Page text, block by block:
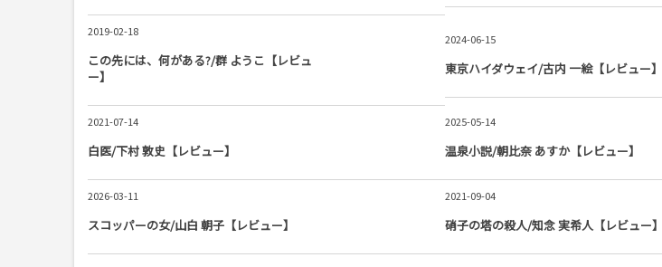
2019-02-18
この先には、何がある?/群 ようこ【レビュ
ー】
2024-06-15
東京ハイダウェイ/古内 一絵【レビュー】
2021-07-14
白医/下村 敦史【レビュー】
2025-05-14
温泉小説/朝比奈 あすか【レビュー】
2026-03-11
スコッパーの女/山白 朝子【レビュー】
2021-09-04
硝子の塔の殺人/知念 実希人【レビュー】